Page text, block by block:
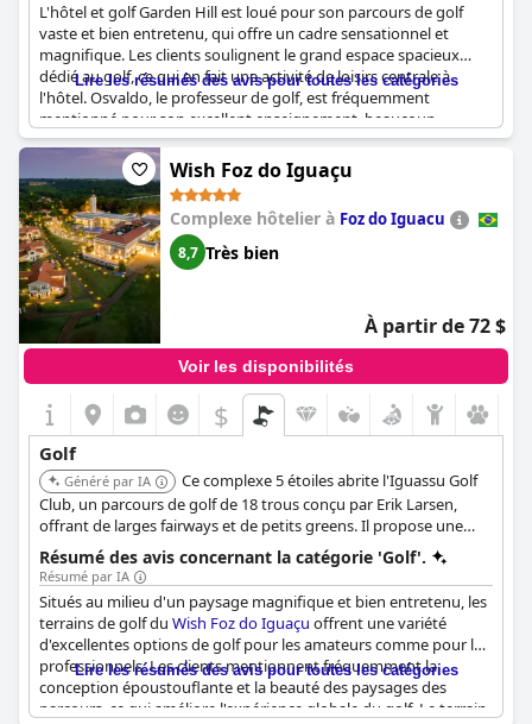
L'hôtel et golf Garden Hill est loué pour son parcours de golf
vaste et bien entretenu, qui offre un cadre sensationnel et
magnifique. Les clients soulignent le grand espace spacieux
dédié au golf, ce qui en fait une activité de loisirs centrale à
l'hôtel. Osvaldo, le professeur de golf, est fréquemment
mentionné pour son excellent enseignement, beaucoup
affirmant que ses leçons valent la peine d'être suivies. Le
parcours de golf est réputé pour ses beaux paysages et les vues
depuis différents points autour de l'hôtel, en particulier depuis
le balcon, sont largement appréciées. Malgré certains
commentaires indiquant des zones nécessitant un entretien, le
sentiment général est positif, les clients appréciant la possibilité
de jouer au golf et de participer à des activités connexes. La
combinaison de l'environnement verdoyant et des instructions
de golf de premier ordre en fait un élément remarquable du
séjour à l'hôtel et golf Garden Hill.
Lire les résumés des avis pour toutes les catégories
Wish Foz do Iguaçu
Complexe hôtelier à Foz do Iguacu
8,7 Très bien
À partir de 72 $
Voir les disponibilités
$
Golf
Généré par IA
Ce complexe 5 étoiles abrite l'Iguassu Golf
Club, un parcours de golf de 18 trous conçu par Erik Larsen,
offrant de larges fairways et de petits greens. Il propose une
structure de loisirs et une zone sportive complètes, en faisant
une destination unique pour les amateurs de golf et leurs
familles. Le complexe dispose également de plusieurs bains à
remous, piscines et options de restauration.
Résumé des avis concernant la catégorie 'Golf'.
Résumé par IA
Situés au milieu d'un paysage magnifique et bien entretenu, les
terrains de golf du Wish Foz do Iguaçu offrent une variété
d'excellentes options de golf pour les amateurs comme pour les
professionnels. Les clients mentionnent fréquemment la
conception époustouflante et la beauté des paysages des
parcours, ce qui améliore l'expérience globale du golf. Le terrain
Lire les résumés des avis pour toutes les catégories